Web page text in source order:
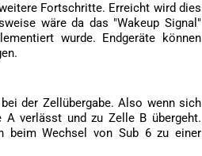
Fortschritte. Erreicht wird dies
wäre da das "Wakeup Signal"
wurde. Endgeräte können
der Zellübergabe. Also wenn sich
verlässt und zu Zelle B übergeht.
beim Wechsel von Sub 6 zu einer